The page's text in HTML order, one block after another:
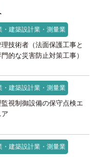
・建築設計業・測量業
技術者（法面保護工事と
的な災害防止対策工事）
・建築設計業・測量業
視制御設備の保守点検エ
ア
・建築設計業・測量業